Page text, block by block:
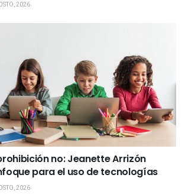
2026
no: Jeanette Arrizón
para el uso de tecnologías
2026